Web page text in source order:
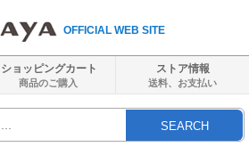
OFFICIAL WEB SITE
ショッピングカート
商品のご購入
ストア情報
送料、 お支払い
SEARCH